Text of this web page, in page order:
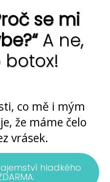
se mi
A ne,
botox!
co mě i mým
že máme čelo
vrásek.
hladkého